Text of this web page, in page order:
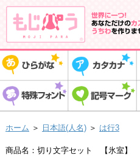
ホーム ＞ 日本語(人名) ＞ は行3
商品名：切り文字セット 【氷室】